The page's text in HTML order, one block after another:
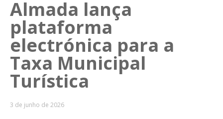
Almada lança
plataforma
electrónica para a
Taxa Municipal
Turística
3 de junho de 2026